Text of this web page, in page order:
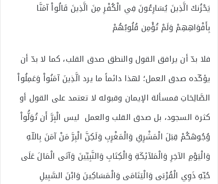
يَحْزُنكَ الَّذِينَ يُسَارِعُونَ فِي الْكُفْرِ مِنَ الَّذِينَ قَالُواْ آمَنَّا
بِأَفْوَاهِهِمْ وَلَمْ تُؤْمِن قُلُوبُهُمْ
فلا بدّ أن يرافق القول والنطق صدق القلب، كما لا بدّ أن
يؤكّده صدق العمل؛ لهذا دائماً ما يرد الَّذِينَ آمَنُواْ وَعَمِلُواْ
الصَّالِحَاتِ فمسألة الإيمان وقبوله لا تعتمد على القول أو
كثرة السجود، بل صدق القلب والعمل ليس الْبِرَّ أَن تُوَلُّواْ
وُجُوهَكُمْ قِبَلَ الْمَشْرِقِ وَالْمَغْرِبِ وَلَكِنَّ الْبِرَّ مَنْ آمَنَ بِاللّهِ
وَالْيَوْمِ الآخِرِ وَالْمَلآئِكَةِ وَالْكِتَابِ وَالنَّبِيِّينَ وَآتَى الْمَالَ عَلَى
حُبِّهِ ذَوِي الْقُرْبَى وَالْيَتَامَى وَالْمَسَاكِينَ وَابْنَ السَّبِيلِ